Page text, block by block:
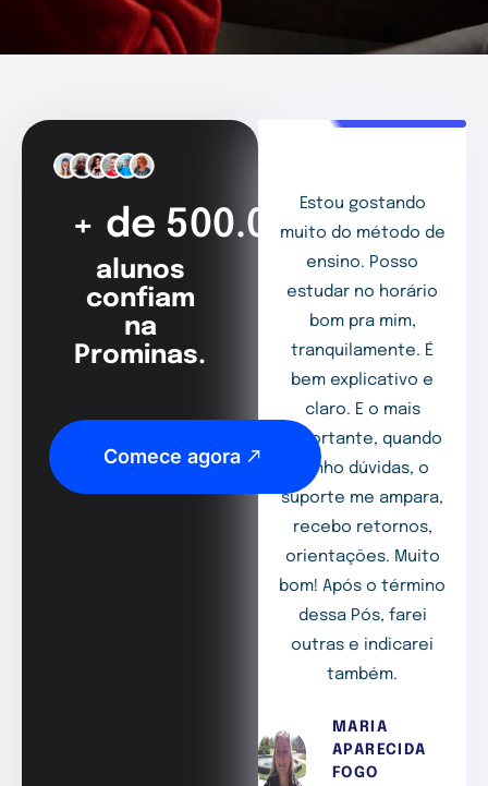
+ de 500.000
alunos
confiam
na
Prominas.
Comece agora
Estou gostando
muito do método de
ensino. Posso
estudar no horário
bom pra mim,
tranquilamente. É
bem explicativo e
claro. E o mais
importante, quando
tenho dúvidas, o
suporte me ampara,
recebo retornos,
orientações. Muito
bom! Após o término
dessa Pós, farei
outras e indicarei
também.
MARIA
APARECIDA
FOGO